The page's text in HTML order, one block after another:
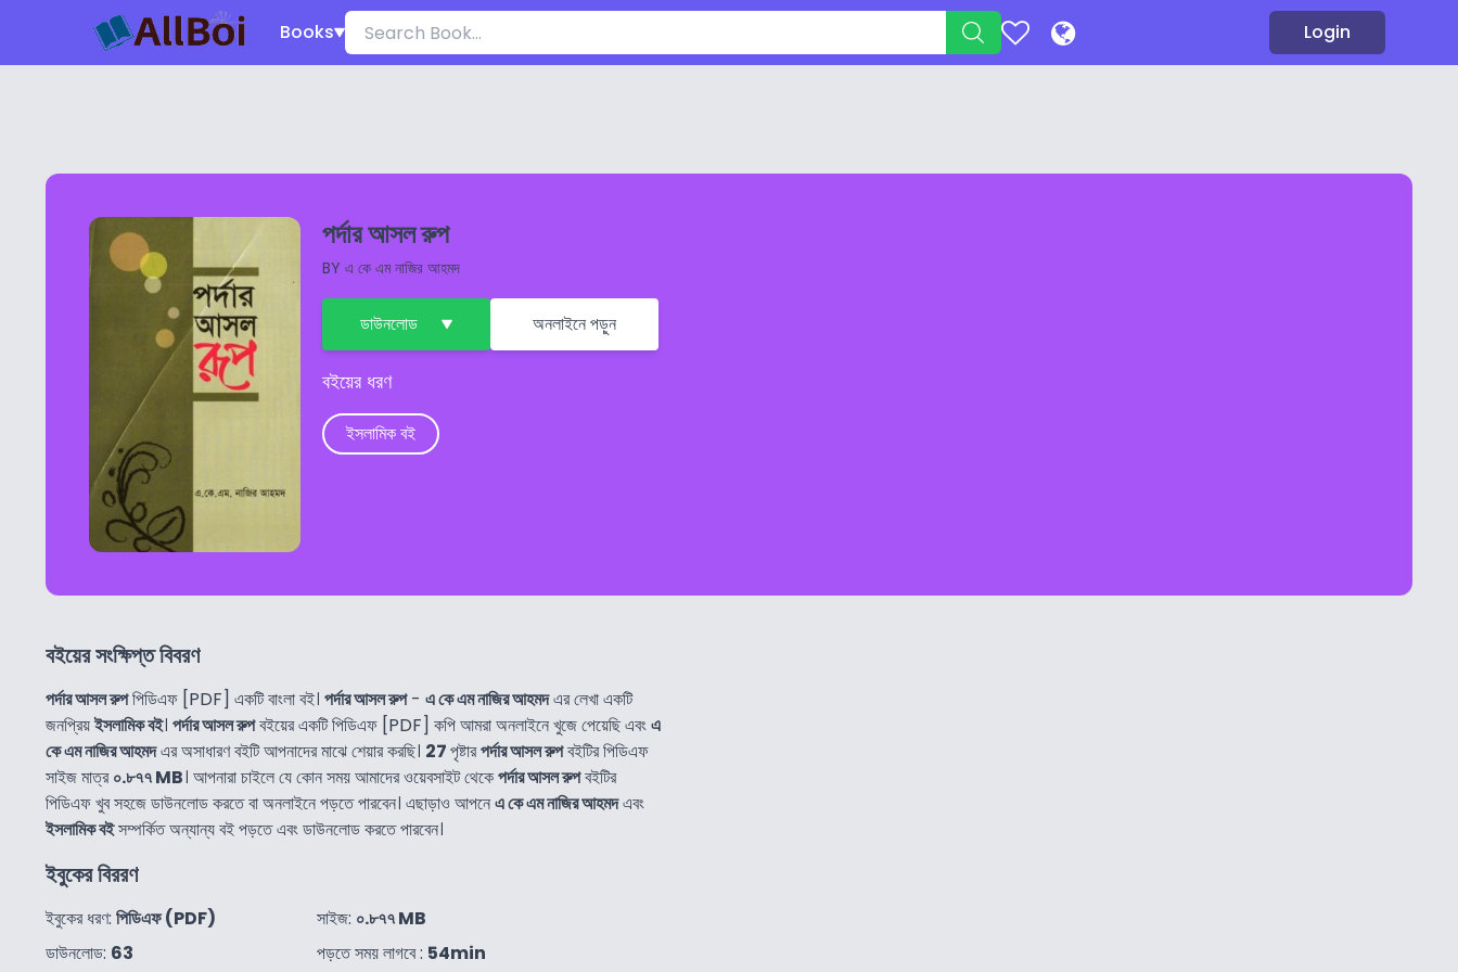
Books Login
পর্দার আসল রুপ
BY এ কে এম নাজির আহমদ
ডাউনলোড অনলাইনে পড়ুন
বইয়ের ধরণ
ইসলামিক বই
বইয়ের সংক্ষিপ্ত বিবরণ
পর্দার আসল রুপপিডিএফ [PDF] একটি বাংলা বই। পর্দার আসল রুপ- এ কে এম নাজির আহমদএর লেখা একটি
জনপ্রিয়ইসলামিক বই। পর্দার আসল রুপবইয়ের একটি পিডিএফ [PDF] কপি আমরা অনলাইনে খুজে পেয়েছি এবংএ
কে এম নাজির আহমদএর অসাধারণ বইটি আপনাদের মাঝে শেয়ার করছি। 27পৃষ্টারপর্দার আসল রুপবইটির পিডিএফ
সাইজ মাত্র০.৮৭৭ MB। আপনারা চাইলে যে কোন সময় আমাদের ওয়েবসাইট থেকেপর্দার আসল রুপবইটির
পিডিএফ খুব সহজে ডাউনলোড করতে বা অনলাইনে পড়তে পারবেন। এছাড়াও আপনেএ কে এম নাজির আহমদএবং
ইসলামিক বইসম্পর্কিত অন্যান্য বই পড়তে এবং ডাউনলোড করতে পারবেন।
ইবুকের বিররণ
ইবুকের ধরণ: পিডিএফ (PDF)
ডাউনলোড: 63
সাইজ: ০.৮৭৭ MB
পড়তে সময় লাগবে : 54min